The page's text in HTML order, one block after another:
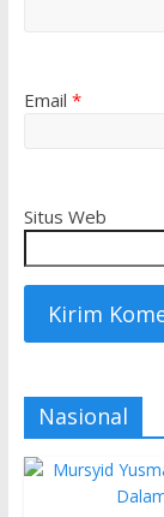
Email *
Situs Web
Nasional